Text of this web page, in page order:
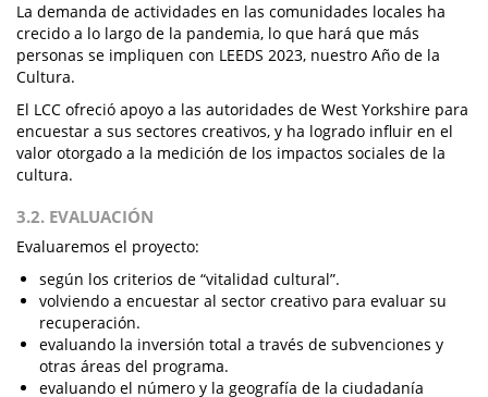
La demanda de actividades en las comunidades locales ha
crecido a lo largo de la pandemia, lo que hará que más
personas se impliquen con LEEDS 2023, nuestro Año de la
Cultura.
El LCC ofreció apoyo a las autoridades de West Yorkshire para
encuestar a sus sectores creativos, y ha logrado influir en el
valor otorgado a la medición de los impactos sociales de la
cultura.
3.2. EVALUACIÓN
Evaluaremos el proyecto:
según los criterios de “vitalidad cultural”.
volviendo a encuestar al sector creativo para evaluar su
recuperación.
evaluando la inversión total a través de subvenciones y
otras áreas del programa.
evaluando el número y la geografía de la ciudadanía